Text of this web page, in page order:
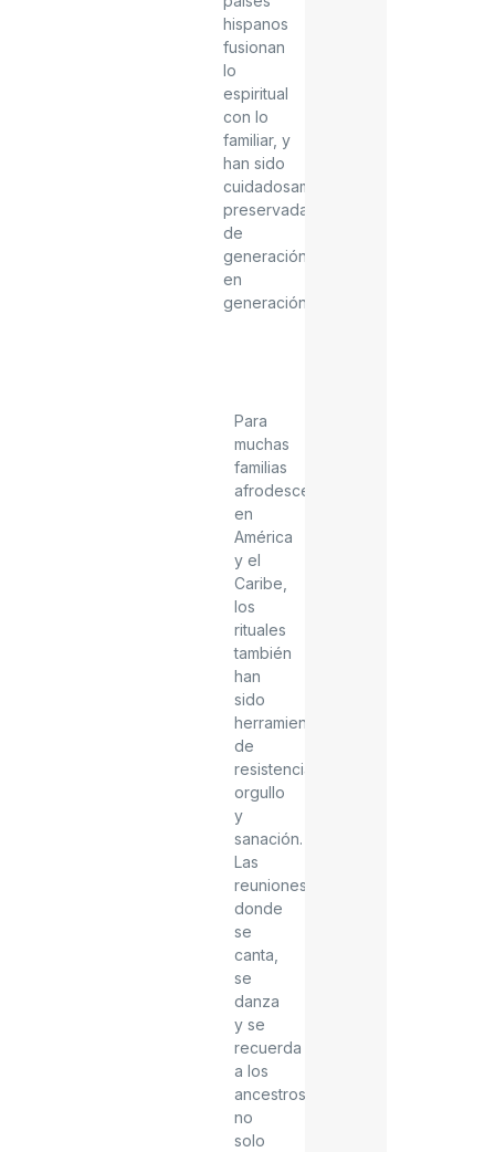
hispanos
fusionan
lo
espiritual
con lo
familiar, y
han sido
cuidadosamente
preservadas
de
generación
en
generación.
Para
muchas
familias
afrodescendientes
en
América
y el
Caribe,
los
rituales
también
han
sido
herramientas
de
resistencia,
orgullo
y
sanación.
Las
reuniones
donde
se
canta,
se
danza
y se
recuerda
a los
ancestros
no
solo